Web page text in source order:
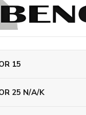
15
25 N/A/K